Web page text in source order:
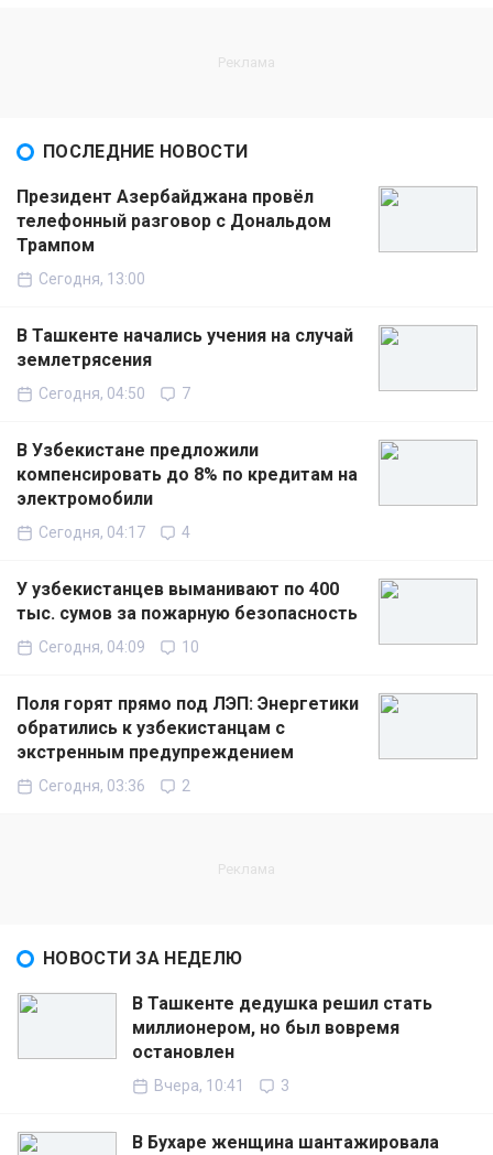
ПОСЛЕДНИЕ НОВОСТИ
Президент Азербайджана провёл
телефонный разговор с Дональдом
Трампом
Сегодня, 13:00
В Ташкенте начались учения на случай
землетрясения
Сегодня, 04:50 7
В Узбекистане предложили
компенсировать до 8% по кредитам на
электромобили
Сегодня, 04:17 4
У узбекистанцев выманивают по 400
тыс. сумов за пожарную безопасность
Сегодня, 04:09 10
Поля горят прямо под ЛЭП: Энергетики
обратились к узбекистанцам с
экстренным предупреждением
Сегодня, 03:36 2
НОВОСТИ ЗА НЕДЕЛЮ
В Ташкенте дедушка решил стать
миллионером, но был вовремя
остановлен
Вчера, 10:41 3
В Бухаре женщина шантажировала